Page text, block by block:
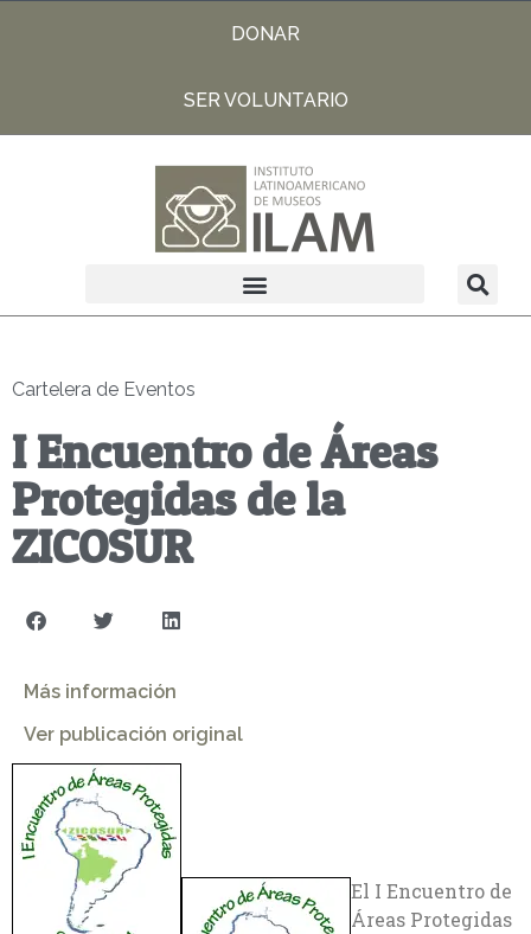
DONAR
SER VOLUNTARIO
Cartelera de Eventos
I Encuentro de Áreas
Protegidas de la
ZICOSUR
Más información
Ver publicación original
El I Encuentro de
Áreas Protegidas